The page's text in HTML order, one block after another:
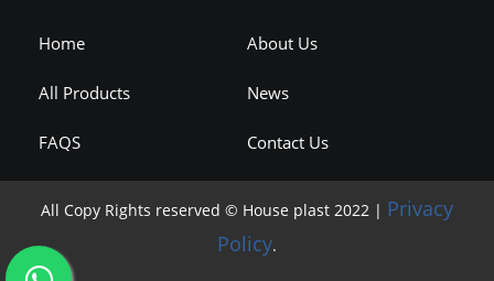
Home About Us
All Products News
FAQS Contact Us
All Copy Rights reserved © House plast 2022 | Privacy
Policy.